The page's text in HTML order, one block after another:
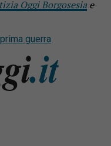
Oggi Borgosesia e
prima guerra